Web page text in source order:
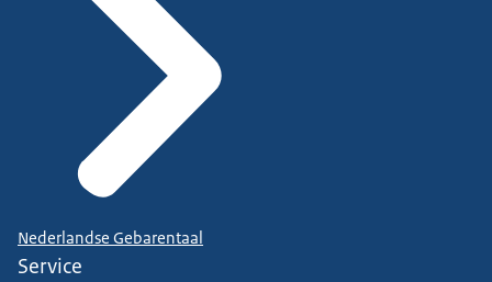
Nederlandse Gebarentaal
Service